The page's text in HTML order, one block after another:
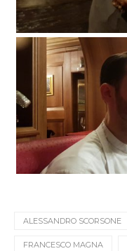
ALESSANDRO SCORSONE
FRANCESCO MAGNA